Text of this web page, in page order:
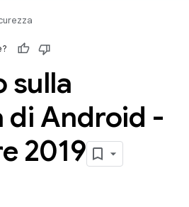
sulla
di Android -
2019